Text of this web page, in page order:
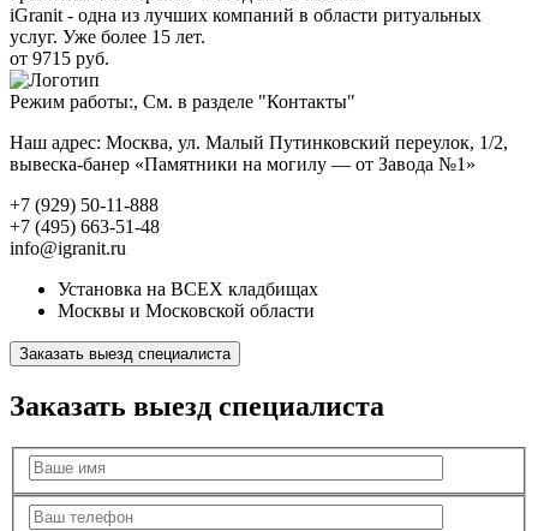
iGranit - одна из лучших компаний в области ритуальных
услуг. Уже более 15 лет.
от 9715 руб.
Режим работы:, См. в разделе "Контакты"
Наш адрес: Москва, ул. Малый Путинковский переулок, 1/2,
вывеска-банер «Памятники на могилу — от Завода №1»
+7 (929) 50-11-888
+7 (495) 663-51-48
info@igranit.ru
Установка на ВСЕХ кладбищах
Москвы и Московской области
Заказать выезд специалиста
Заказать выезд специалиста